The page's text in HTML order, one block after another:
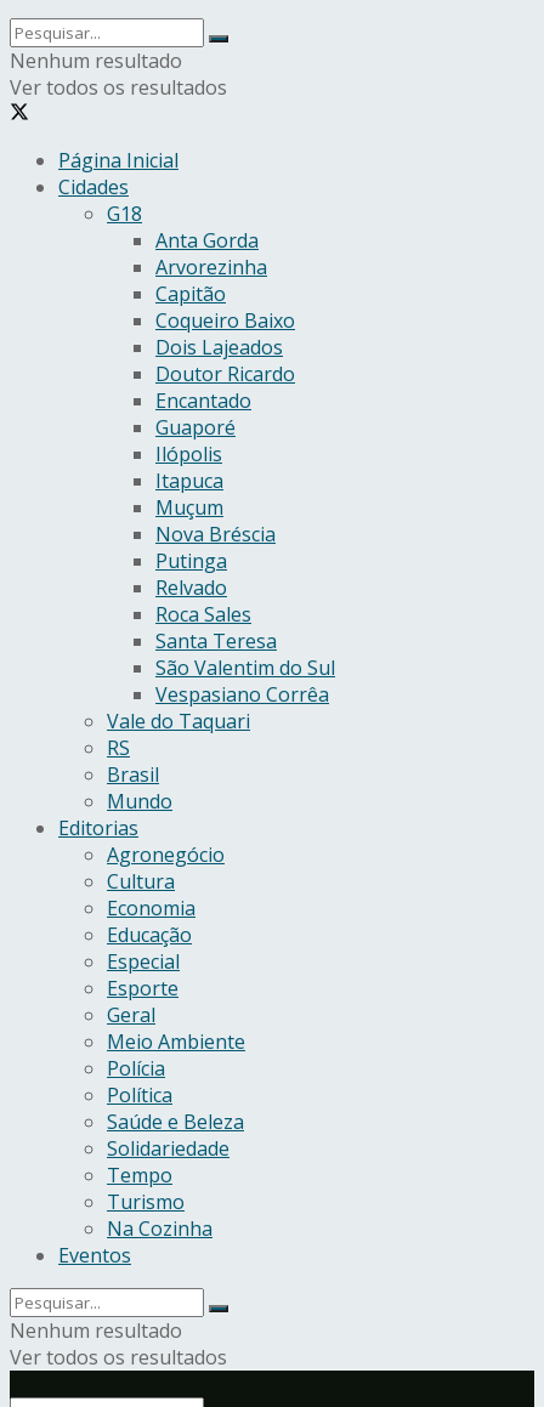
Nenhum resultado
Ver todos os resultados
Página Inicial
Cidades
G18
Anta Gorda
Arvorezinha
Capitão
Coqueiro Baixo
Dois Lajeados
Doutor Ricardo
Encantado
Guaporé
Ilópolis
Itapuca
Muçum
Nova Bréscia
Putinga
Relvado
Roca Sales
Santa Teresa
São Valentim do Sul
Vespasiano Corrêa
Vale do Taquari
RS
Brasil
Mundo
Editorias
Agronegócio
Cultura
Economia
Educação
Especial
Esporte
Geral
Meio Ambiente
Polícia
Política
Saúde e Beleza
Solidariedade
Tempo
Turismo
Na Cozinha
Eventos
Nenhum resultado
Ver todos os resultados